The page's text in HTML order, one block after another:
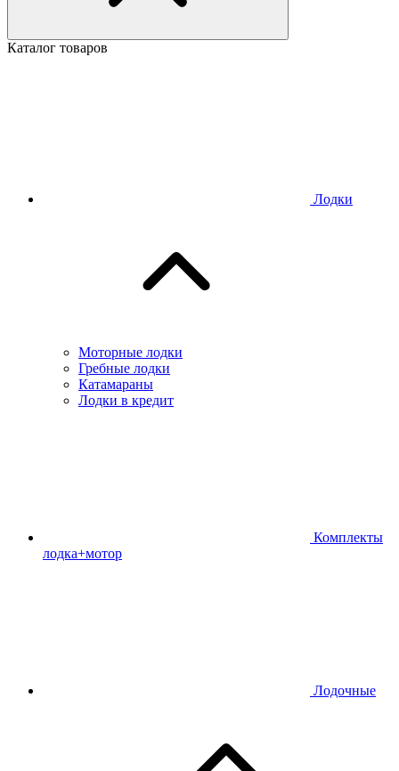
Каталог товаров
Лодки
Моторные лодки
Гребные лодки
Катамараны
Лодки в кредит
Комплекты
лодка+мотор
Лодочные